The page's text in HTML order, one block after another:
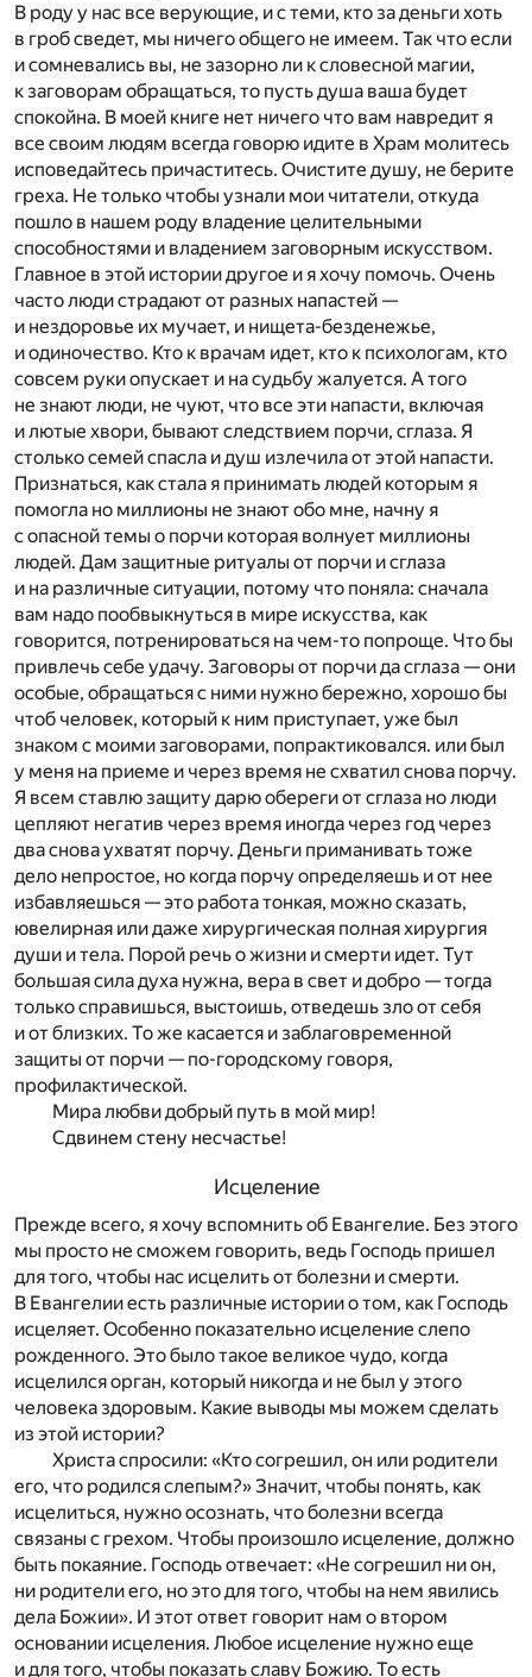
В роду у нас все верующие, и с теми, кто за деньги хоть
в гроб сведет, мы ничего общего не имеем. Так что если
и сомневались вы, не зазорно ли к словесной магии,
к заговорам обращаться, то пусть душа ваша будет
спокойна. В моей книге нет ничего что вам навредит я
все своим людям всегда говорю идите в Храм молитесь
исповедайтесь причаститесь. Очистите душу, не берите
греха. Не только чтобы узнали мои читатели, откуда
пошло в нашем роду владение целительными
способностями и владением заговорным искусством.
Главное в этой истории другое и я хочу помочь. Очень
часто люди страдают от разных напастей —
и нездоровье их мучает, и нищета-безденежье,
и одиночество. Кто к врачам идет, кто к психологам, кто
совсем руки опускает и на судьбу жалуется. А того
не знают люди, не чуют, что все эти напасти, включая
и лютые хвори, бывают следствием порчи, сглаза. Я
столько семей спасла и душ излечила от этой напасти.
Признаться, как стала я принимать людей которым я
помогла но миллионы не знают обо мне, начну я
с опасной темы о порчи которая волнует миллионы
людей. Дам защитные ритуалы от порчи и сглаза
и на различные ситуации, потому что поняла: сначала
вам надо пообвыкнуться в мире искусства, как
говорится, потренироваться на чем-то попроще. Что бы
привлечь себе удачу. Заговоры от порчи да сглаза — они
особые, обращаться с ними нужно бережно, хорошо бы
чтоб человек, который к ним приступает, уже был
знаком с моими заговорами, попрактиковался. или был
у меня на приеме и через время не схватил снова порчу.
Я всем ставлю защиту дарю обереги от сглаза но люди
цепляют негатив через время иногда через год через
два снова ухватят порчу. Деньги приманивать тоже
дело непростое, но когда порчу определяешь и от нее
избавляешься — это работа тонкая, можно сказать,
ювелирная или даже хирургическая полная хирургия
души и тела. Порой речь о жизни и смерти идет. Тут
большая сила духа нужна, вера в свет и добро — тогда
только справишься, выстоишь, отведешь зло от себя
и от близких. То же касается и заблаговременной
защиты от порчи — по-городскому говоря,
профилактической.
Мира любви добрый путь в мой мир!
Сдвинем стену несчастье!
Исцеление
Прежде всего, я хочу вспомнить об Евангелие. Без этого
мы просто не сможем говорить, ведь Господь пришел
для того, чтобы нас исцелить от болезни и смерти.
В Евангелии есть различные истории о том, как Господь
исцеляет. Особенно показательно исцеление слепо
рожденного. Это было такое великое чудо, когда
исцелился орган, который никогда и не был у этого
человека здоровым. Какие выводы мы можем сделать
из этой истории?
Христа спросили: «Кто согрешил, он или родители
его, что родился слепым?» Значит, чтобы понять, как
исцелиться, нужно осознать, что болезни всегда
связаны с грехом. Чтобы произошло исцеление, должно
быть покаяние. Господь отвечает: «Не согрешил ни он,
ни родители его, но это для того, чтобы на нем явились
дела Божии». И этот ответ говорит нам о втором
основании исцеления. Любое исцеление нужно еще
и для того, чтобы показать славу Божию. То есть